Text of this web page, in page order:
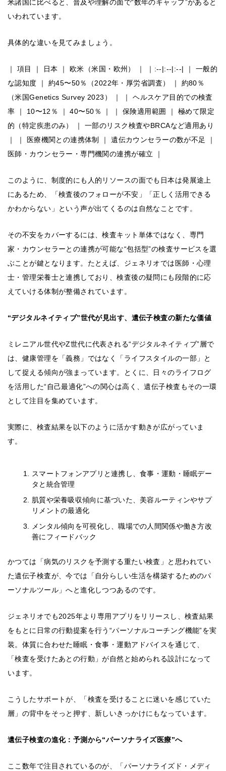
米諸国に比べると、普及や理解の面で“数年のギャップ”があると
いわれています。
具体的な違いを見てみましょう。
｜ 項目 ｜ 日本 ｜ 欧米（米国・欧州） ｜ ｜:--|:--|:--| ｜ 一般的
な認知度 ｜ 約45〜50％（2022年・厚労省調査） ｜ 約80％
（米国Genetics Survey 2023） ｜ ｜ ヘルスケア目的での検査
率 ｜ 10〜12％ ｜ 40〜50％ ｜ ｜ 保険適用範囲 ｜ 極めて限定
的（特定疾患のみ） ｜ 一部のリスク検査やBRCAなど適用あり
｜ ｜ 医療機関との連携体制 ｜ 遺伝カウンセラーの数が不足 ｜
医師・カウンセラー・専門機関の連携が確立 ｜
このように、制度的にも人的リソースの面でも日本は発展途上
にあるため、「検査後のフォローが不安」「正しく活用できる
かわからない」という声が出てくるのは自然なことです。
その不安をカバーするには、検査キット単体ではなく、専門
家・カウンセラーとの連携が可能な“包括型”の検査サービスを選
ぶことが鍵となります。たとえば、ジェネリオでは医師・心理
士・管理栄養士と連携しており、検査後の疑問にも段階的に応
えていける体制が整備されています。
“デジタルネイティブ”世代が見出す、遺伝子検査の新たな価値
ミレニアル世代やZ世代に代表される“デジタルネイティブ”層で
は、健康管理を「義務」ではなく「ライフスタイルの一部」と
して捉える傾向が強まっています。とくに、日々のライフログ
を活用した“自己最適化”への関心は高く、遺伝子検査もその一環
として注目を集めています。
実際に、検査結果を以下のように活かす動きが広がっていま
す。
スマートフォンアプリと連携し、食事・運動・睡眠デー
タと統合管理
肌質や栄養吸収傾向に基づいた、美容ルーティンやサプ
リメントの最適化
メンタル傾向を可視化し、職場での人間関係や働き方改
善にフィードバック
かつては「病気のリスクを予測する重たい検査」と思われてい
た遺伝子検査が、今では「自分らしい生活を構築するためのパ
ーソナルツール」へと進化しつつあるのです。
ジェネリオでも2025年より専用アプリをリリースし、検査結果
をもとに日常の行動提案を行う“パーソナルコーチング機能”を実
装。体質に合わせた睡眠・食事・運動アドバイスを通じて、
「検査を受けたあとの行動」が自然と始められる設計になって
います。
こうしたサポートが、「検査を受けることに迷いを感じていた
層」の背中をそっと押す、新しいきっかけにもなっています。
遺伝子検査の進化：予測から“パーソナライズ医療”へ
ここ数年で注目されているのが、「パーソナライズド・メディ